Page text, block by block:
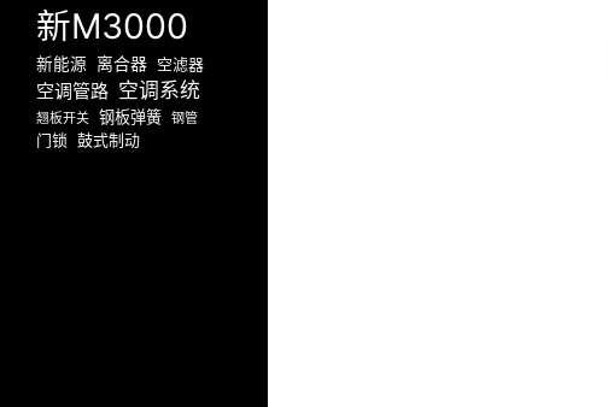
新M3000
新能源 离合器 空滤器
空调管路 空调系统
翘板开关 钢板弹簧 钢管
门锁 鼓式制动